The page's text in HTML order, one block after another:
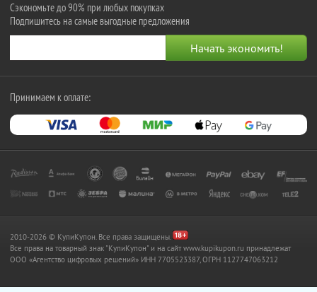
Сэкономьте до 90% при любых покупках
Подпишитесь на самые выгодные предложения
Принимаем к оплате:
2010-2026 © КупиКупон. Все права защищены.
Все права на товарный знак "КупиКупон" и на сайт www.kupikupon.ru принадлежат
OOO «Агентство цифровых решений» ИНН 7705523387, ОГРН 1127747063212